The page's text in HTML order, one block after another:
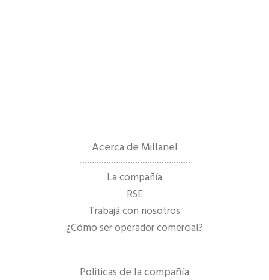
Acerca de Millanel
La compañía
RSE
Trabajá con nosotros
¿Cómo ser operador comercial?
Politicas de la compañía